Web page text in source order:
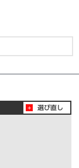
選び直し